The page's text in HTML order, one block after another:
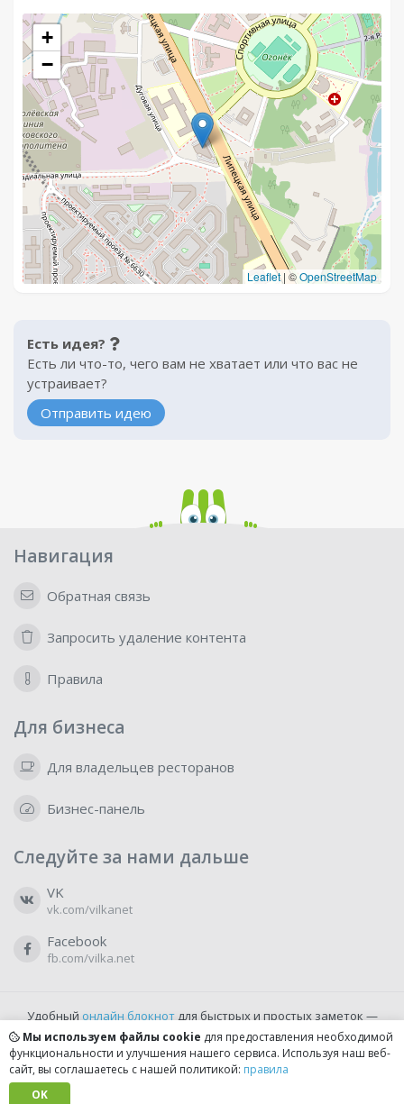
+
−
Leaflet | ©OpenStreetMap
Есть идея?
Есть ли что-то, чего вам не хватает или что вас не
устраивает?
Отправить идею
Навигация
Обратная связь
Запросить удаление контента
Правила
Для бизнеса
Для владельцев ресторанов
Бизнес-панель
Следуйте за нами дальше
VK
vk.com/vilkanet
Facebook
fb.com/vilka.net
Удобный онлайн блокнотдля быстрых и простых заметок —
бесплатно и доступно прямо из браузера.
Мы используем файлы cookie для предоставления необходимой
функциональности и улучшения нашего сервиса. Используя наш веб-
сайт, вы соглашаетесь с нашей политикой: правила
OK